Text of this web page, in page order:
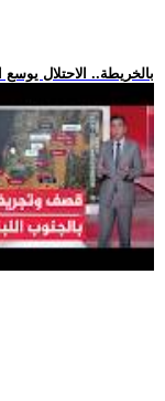
.. بالخريطة.. الاحتلال